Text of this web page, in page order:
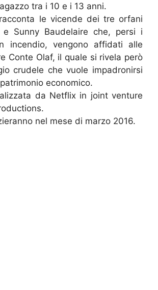
tra i 10 e i 13 anni.
le vicende dei tre orfani
e Sunny Baudelaire che, persi i
incendio, vengono affidati alle
Conte Olaf, il quale si rivela però
crudele che vuole impadronirsi
economico.
da Netflix in joint venture
nel mese di marzo 2016.